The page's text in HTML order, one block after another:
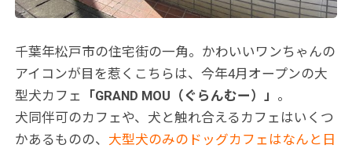
千葉年松戸市の住宅街の一角。かわいいワンちゃんの
アイコンが目を惹くこちらは、今年4月オープンの大
型犬カフェ
「GRAND MOU（ぐらんむー）」 。
犬同伴可のカフェや、犬と触れ合えるカフェはいくつ
かあるものの、 大型犬のみのドッグカフェはなんと日